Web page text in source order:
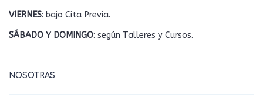
VIERNES: bajo Cita Previa.
SÁBADO Y DOMINGO: según Talleres y Cursos.
NOSOTRAS